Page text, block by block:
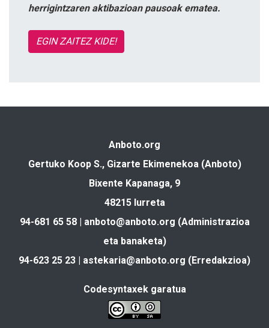
herrigintzaren aktibazioan pausoak ematea.
EGIN ZAITEZ KIDE!
Anboto.org
Gertuko Koop S., Gizarte Ekimenekoa (Anboto)
Bixente Kapanaga, 9
48215 Iurreta
94-681 65 58 | anboto@anboto.org (Administrazioa
eta banaketa)
94-623 25 23 | astekaria@anboto.org (Erredakzioa)
Codesyntaxek garatua